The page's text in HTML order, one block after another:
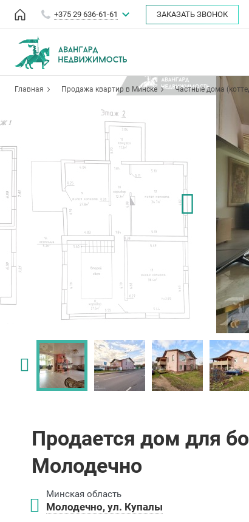
+375 29 636-61-61 ЗАКАЗАТЬ ЗВОНОК
Главная Продажа квартир в Минске Частные дома
Продается дом для
Молодечно
Минская область
Молодечно, ул. Купалы